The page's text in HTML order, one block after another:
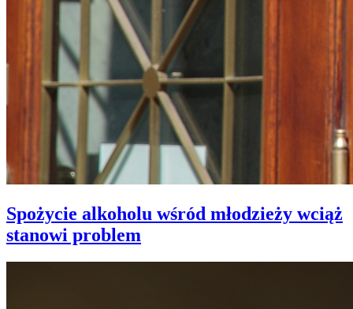
Spożycie alkoholu wśród młodzieży wciąż
stanowi problem